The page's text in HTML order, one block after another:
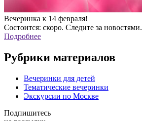
Вечеринка к 14 февраля!
Состоится: скоро. Следите за новостями.
Подробнее
Рубрики материалов
Вечеринки для детей
Тематические вечеринки
Экскурсии по Москве
Подпишитесь